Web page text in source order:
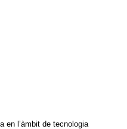
en l’àmbit de tecnologia